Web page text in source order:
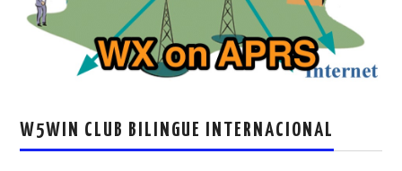
W5WIN CLUB BILINGUE INTERNACIONAL